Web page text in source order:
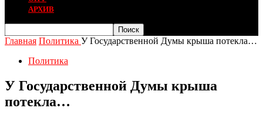
АРХИВ
Главная Политика У Государственной Думы крыша потекла…
Политика
У Государственной Думы крыша
потекла…